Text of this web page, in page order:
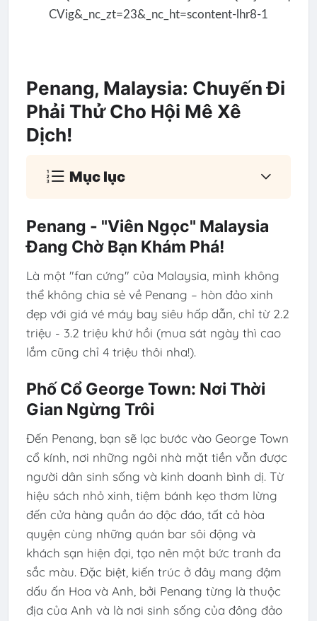
Penang, Malaysia: Chuyến Đi
Phải Thử Cho Hội Mê Xê
Dịch!
Mục lục
Penang - "Viên Ngọc" Malaysia
Đang Chờ Bạn Khám Phá!
Là một "fan cứng" của Malaysia, mình không
thể không chia sẻ về Penang – hòn đảo xinh
đẹp với giá vé máy bay siêu hấp dẫn, chỉ từ 2.2
triệu - 3.2 triệu khứ hồi (mua sát ngày thì cao
lắm cũng chỉ 4 triệu thôi nha!).
Phố Cổ George Town: Nơi Thời
Gian Ngừng Trôi
Đến Penang, bạn sẽ lạc bước vào George Town
cổ kính, nơi những ngôi nhà mặt tiền vẫn được
người dân sinh sống và kinh doanh bình dị. Từ
hiệu sách nhỏ xinh, tiệm bánh kẹo thơm lừng
đến cửa hàng quần áo độc đáo, tất cả hòa
quyện cùng những quán bar sôi động và
khách sạn hiện đại, tạo nên một bức tranh đa
sắc màu. Đặc biệt, kiến trúc ở đây mang đậm
dấu ấn Hoa và Anh, bởi Penang từng là thuộc
địa của Anh và là nơi sinh sống của đông đảo